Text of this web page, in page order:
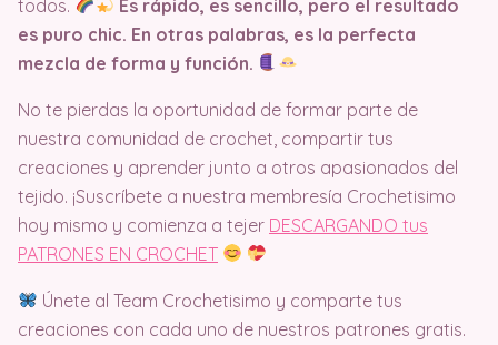
todos.
Es rápido, es sencillo, pero el resultado
es puro chic. En otras palabras, es la perfecta
mezcla de forma y función.
No te pierdas la oportunidad de formar parte de
nuestra comunidad de crochet, compartir tus
creaciones y aprender junto a otros apasionados del
tejido. ¡Suscríbete a nuestra membresía Crochetisimo
hoy mismo y comienza a tejer DESCARGANDO tus
PATRONES EN CROCHET
Únete al Team Crochetisimo y comparte tus
creaciones con cada uno de nuestros patrones gratis.